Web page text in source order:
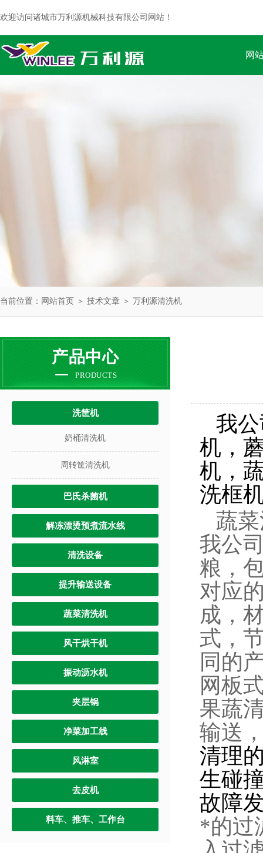
欢迎访问诸城市万利源机械科技有限公司网站！
网
当前位置： 网站首页 ＞ 技术文章 ＞ 万利源清洗机
产品中心
PRODUCTS
洗筐机
奶桶清洗机
周转筐清洗机
巴氏杀菌机
解冻漂烫预煮流水线
清洗设备
提升输送设备
蔬菜清洗机
风干烘干机
振动沥水机
夹层锅
净菜加工线
风淋室
去皮机
料车、推车、工作台
我
机，
机，
洗框
蔬
我公
粮，
对应
成，
式，
同的
网板
果蔬
输送
清理
生碰
故障
*的过